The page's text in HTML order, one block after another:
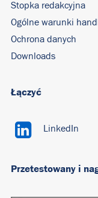
Stopka redakcyjna
Ogólne warunki
Ochrona danych
Downloads
Łączyć
LinkedIn
Przetestowany i